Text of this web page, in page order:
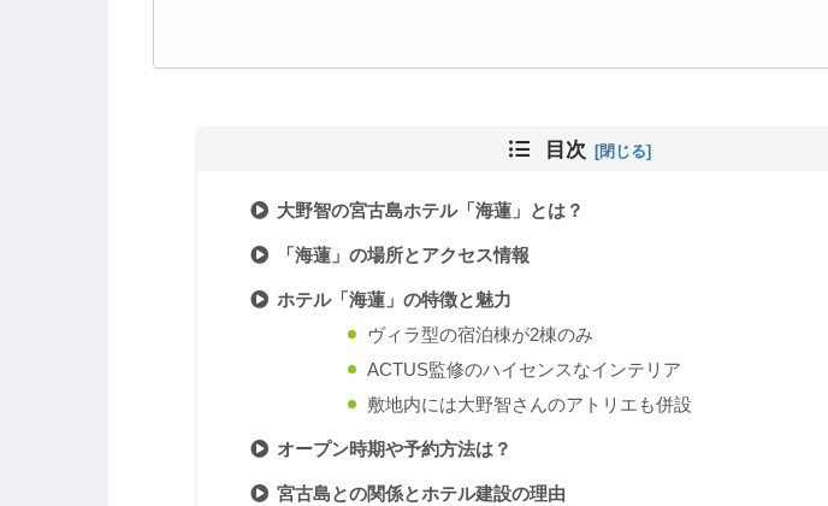
目次
大野智の宮古島ホテル「海蓮」とは？
「海蓮」の場所とアクセス情報
ホテル「海蓮」の特徴と魅力
ヴィラ型の宿泊棟が2棟のみ
ACTUS監修のハイセンスなインテリア
敷地内には大野智さんのアトリエも併設
オープン時期や予約方法は？
宮古島との関係とホテル建設の理由